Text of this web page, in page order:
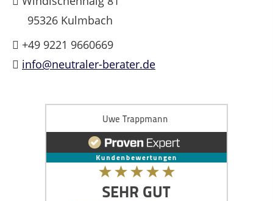
95326 Kulmbach
+49 9221 9660669
info@neutraler-berater.de